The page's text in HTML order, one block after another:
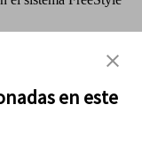
en este